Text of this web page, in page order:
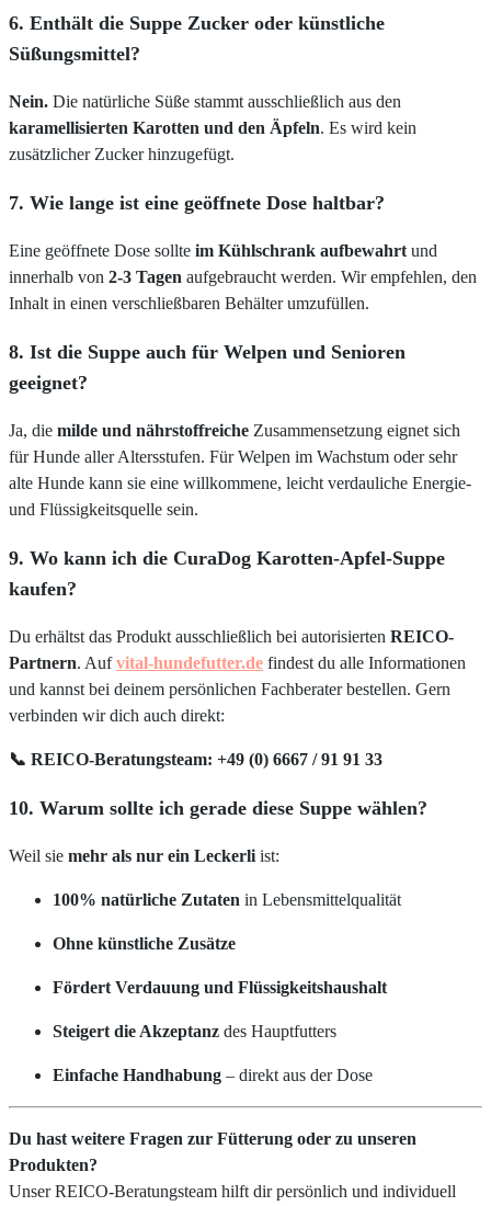
6. Enthält die Suppe Zucker oder künstliche
Süßungsmittel?
Nein. Die natürliche Süße stammt ausschließlich aus den
karamellisierten Karotten und den Äpfeln. Es wird kein
zusätzlicher Zucker hinzugefügt.
7. Wie lange ist eine geöffnete Dose haltbar?
Eine geöffnete Dose sollte im Kühlschrank aufbewahrt und
innerhalb von 2-3 Tagen aufgebraucht werden. Wir empfehlen, den
Inhalt in einen verschließbaren Behälter umzufüllen.
8. Ist die Suppe auch für Welpen und Senioren
geeignet?
Ja, die milde und nährstoffreiche Zusammensetzung eignet sich
für Hunde aller Altersstufen. Für Welpen im Wachstum oder sehr
alte Hunde kann sie eine willkommene, leicht verdauliche Energie-
und Flüssigkeitsquelle sein.
9. Wo kann ich die CuraDog Karotten-Apfel-Suppe
kaufen?
Du erhältst das Produkt ausschließlich bei autorisierten REICO-
Partnern. Aufvital-hundefutter.de findest du alle Informationen
und kannst bei deinem persönlichen Fachberater bestellen. Gern
verbinden wir dich auch direkt:
📞 REICO-Beratungsteam: +49 (0) 6667 / 91 91 33
10. Warum sollte ich gerade diese Suppe wählen?
Weil sie mehr als nur ein Leckerli ist:
100% natürliche Zutaten in Lebensmittelqualität
Ohne künstliche Zusätze
Fördert Verdauung und Flüssigkeitshaushalt
Steigert die Akzeptanz des Hauptfutters
Einfache Handhabung – direkt aus der Dose
Du hast weitere Fragen zur Fütterung oder zu unseren
Produkten?
Unser REICO-Beratungsteam hilft dir persönlich und individuell